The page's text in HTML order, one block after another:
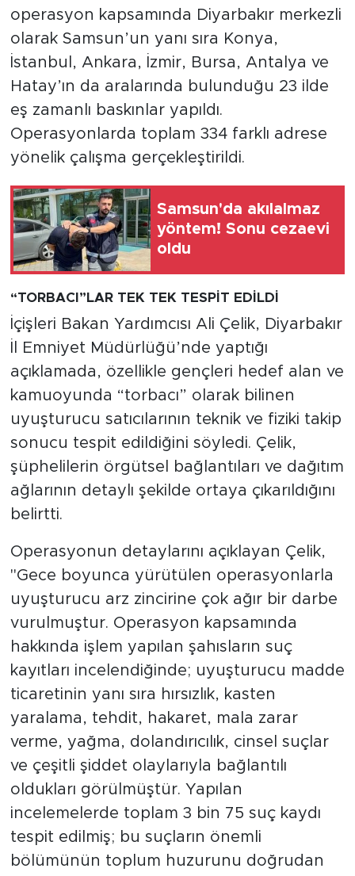
operasyon kapsamında Diyarbakır merkezli
olarak Samsun’un yanı sıra Konya,
İstanbul, Ankara, İzmir, Bursa, Antalya ve
Hatay’ın da aralarında bulunduğu 23 ilde
eş zamanlı baskınlar yapıldı.
Operasyonlarda toplam 334 farklı adrese
yönelik çalışma gerçekleştirildi.
Samsun'da akılalmaz
yöntem! Sonu cezaevi
oldu
“TORBACI”LAR TEK TEK TESPİT EDİLDİ
İçişleri Bakan Yardımcısı Ali Çelik, Diyarbakır
İl Emniyet Müdürlüğü’nde yaptığı
açıklamada, özellikle gençleri hedef alan ve
kamuoyunda “torbacı” olarak bilinen
uyuşturucu satıcılarının teknik ve fiziki takip
sonucu tespit edildiğini söyledi. Çelik,
şüphelilerin örgütsel bağlantıları ve dağıtım
ağlarının detaylı şekilde ortaya çıkarıldığını
belirtti.
Operasyonun detaylarını açıklayan Çelik,
"Gece boyunca yürütülen operasyonlarla
uyuşturucu arz zincirine çok ağır bir darbe
vurulmuştur. Operasyon kapsamında
hakkında işlem yapılan şahısların suç
kayıtları incelendiğinde; uyuşturucu madde
ticaretinin yanı sıra hırsızlık, kasten
yaralama, tehdit, hakaret, mala zarar
verme, yağma, dolandırıcılık, cinsel suçlar
ve çeşitli şiddet olaylarıyla bağlantılı
oldukları görülmüştür. Yapılan
incelemelerde toplam 3 bin 75 suç kaydı
tespit edilmiş; bu suçların önemli
bölümünün toplum huzurunu doğrudan